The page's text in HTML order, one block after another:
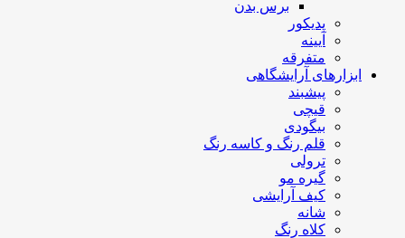
برس بدن
پدیکور
آیینه
متفرقه
ابزارهای آرایشگاهی
پیشبند
قیچی
بیگودی
قلم رنگ و کاسه رنگ
ترولی
گیره مو
کیف آرایشی
شانه
کلاه رنگ